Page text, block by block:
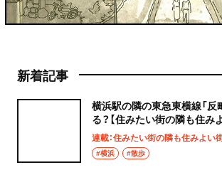
新着記事
横浜駅の隣の東急東横線「反
る？【住みたい街の隣も住み
連載：住みたい街の隣も住みよい
#横浜 #散歩